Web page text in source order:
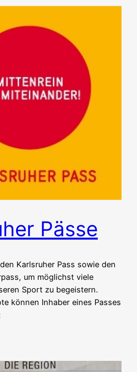
Pässe
Karlsruher Pass sowie den
um möglichst viele
Sport zu begeistern.
können Inhaber eines Passes